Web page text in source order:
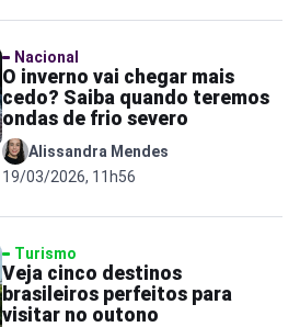
Nacional
O inverno vai chegar mais
cedo? Saiba quando teremos
ondas de frio severo
Alissandra Mendes
19/03/2026, 11h56
Turismo
Veja cinco destinos
brasileiros perfeitos para
visitar no outono